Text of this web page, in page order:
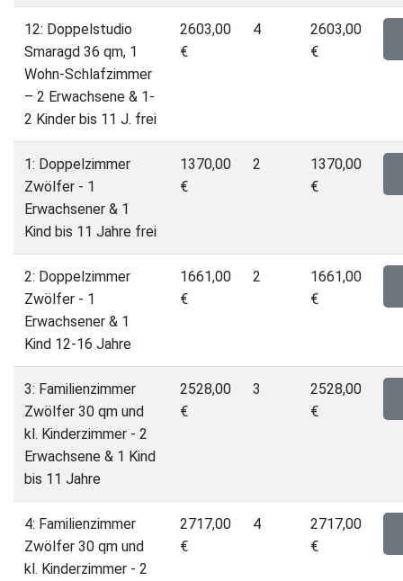
12: Doppelstudio
Smaragd 36 qm, 1
Wohn-Schlafzimmer
– 2 Erwachsene & 1-
2 Kinder bis 11 J. frei
2603,00
€
4
2603,00
€
1: Doppelzimmer
Zwölfer - 1
Erwachsener & 1
Kind bis 11 Jahre frei
1370,00
€
2
1370,00
€
2: Doppelzimmer
Zwölfer - 1
Erwachsener & 1
Kind 12-16 Jahre
1661,00
€
2
1661,00
€
3: Familienzimmer
Zwölfer 30 qm und
kl. Kinderzimmer - 2
Erwachsene & 1 Kind
bis 11 Jahre
2528,00
€
3
2528,00
€
4: Familienzimmer
Zwölfer 30 qm und
kl. Kinderzimmer - 2
2717,00
€
4
2717,00
€